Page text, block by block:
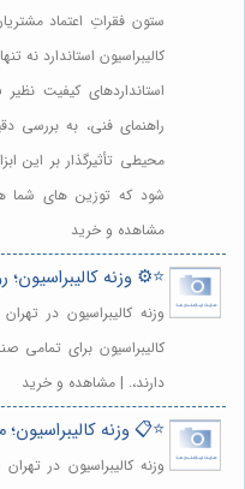
ستون فقراتِ اعتماد
کالیبراسیون استاندارد نه
راهنمای فنی، به بررسی
محیطی تأثیرگذار بر این
شود که توزین های شما
مشاهده و خرید
⭐️⚙️ وزنه
وزنه کالیبراسیون در
کالیبراسیون برای تمامی
دارند،. | مشاهده و خرید
⭐️📋 وزنه
وزنه کالیبراسیون در